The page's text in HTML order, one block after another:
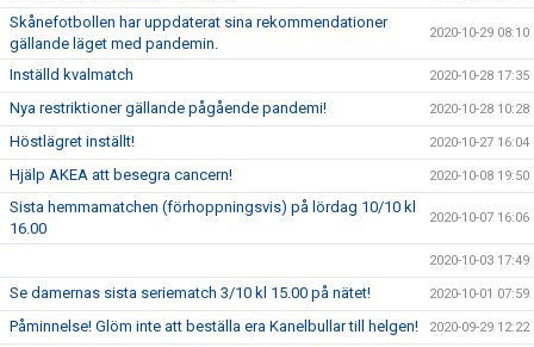
Skånefotbollen har uppdaterat sina rekommendationer
gällande läget med pandemin.
2020-10-29 08:10
Inställd kvalmatch 2020-10-28 17:35
Nya restriktioner gällande pågående pandemi! 2020-10-28 10:28
Höstlägret inställt! 2020-10-27 16:04
Hjälp AKEA att besegra cancern! 2020-10-08 19:50
Sista hemmamatchen (förhoppningsvis) på lördag 10/10 kl
16.00
2020-10-07 16:06
2020-10-03 17:49
Se damernas sista seriematch 3/10 kl 15.00 på nätet! 2020-10-01 07:59
Påminnelse! Glöm inte att beställa era Kanelbullar till helgen! 2020-09-29 12:22